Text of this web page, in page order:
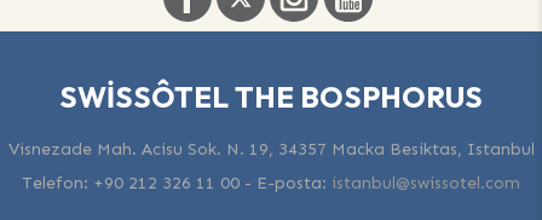
SWISSÔTEL THE BOSPHORUS
Visnezade Mah. Acisu Sok. N. 19, 34357 Macka Besiktas, Istanbul
Telefon: +90 212 326 11 00 - E-posta: istanbul@swissotel.com